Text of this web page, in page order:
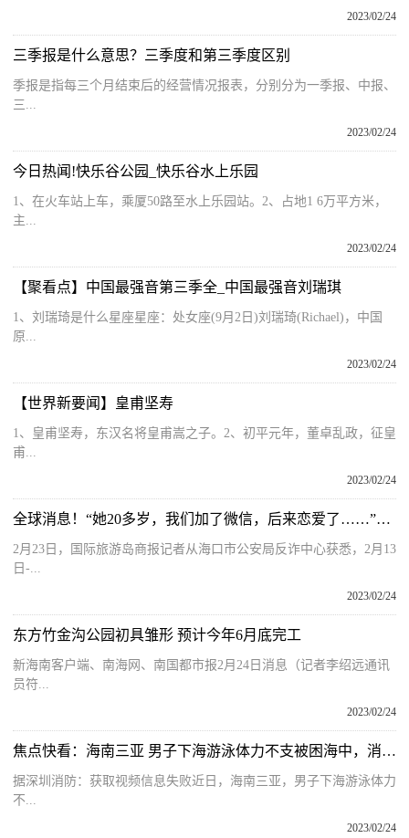
2023/02/24
三季报是什么意思？三季度和第三季度区别
季报是指每三个月结束后的经营情况报表，分别分为一季报、中报、
三...
2023/02/24
今日热闻!快乐谷公园_快乐谷水上乐园
1、在火车站上车，乘厦50路至水上乐园站。2、占地1 6万平方米，
主...
2023/02/24
【聚看点】中国最强音第三季全_中国最强音刘瑞琪
1、刘瑞琦是什么星座星座：处女座(9月2日)刘瑞琦(Richael)，中国
原...
2023/02/24
【世界新要闻】皇甫坚寿
1、皇甫坚寿，东汉名将皇甫嵩之子。2、初平元年，董卓乱政，征皇
甫...
2023/02/24
全球消息！“她20多岁，我们加了微信，后来恋爱了……”海口男子突然报警，“剧情”大反转
2月23日，国际旅游岛商报记者从海口市公安局反诈中心获悉，2月13
日-...
2023/02/24
东方竹金沟公园初具雏形 预计今年6月底完工
新海南客户端、南海网、南国都市报2月24日消息（记者李绍远通讯
员符...
2023/02/24
焦点快看：海南三亚 男子下海游泳体力不支被困海中，消防赶赴救援
据深圳消防：获取视频信息失败近日，海南三亚，男子下海游泳体力
不...
2023/02/24